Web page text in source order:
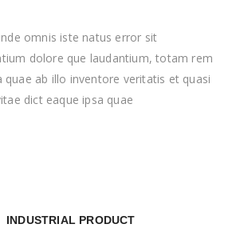
omnis iste natus error sit
dolore que laudantium, totam rem
quae ab illo inventore veritatis et quasi
dict eaque ipsa quae
INDUSTRIAL PRODUCT